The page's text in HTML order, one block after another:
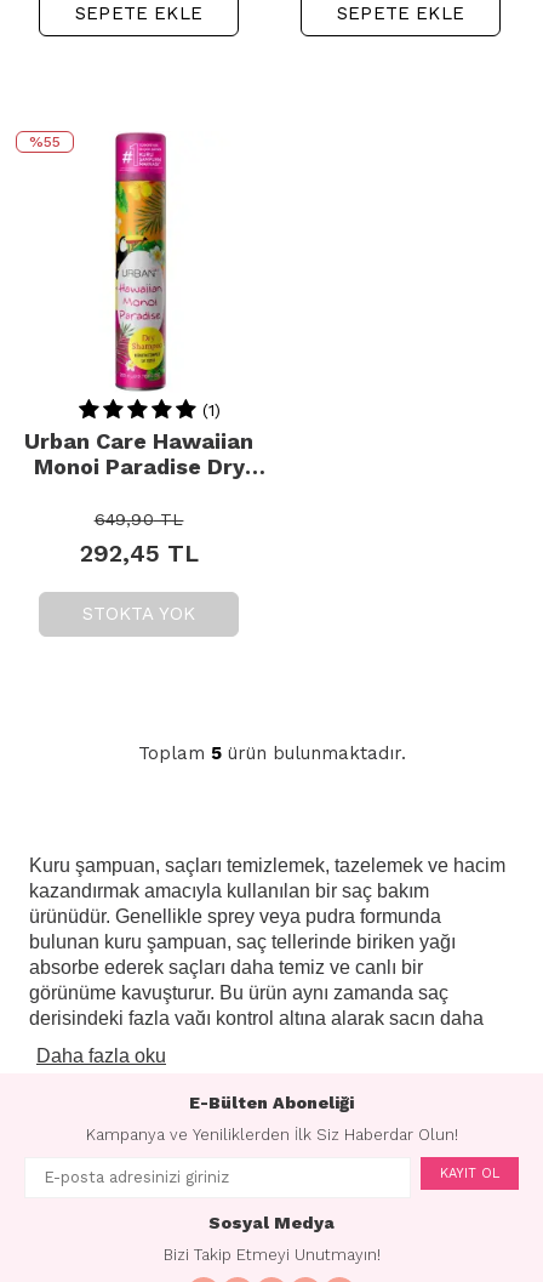
SEPETE EKLE SEPETE EKLE
%55
(1)
Urban Care Hawaiian
Monoi Paradise Dry
Şampuan 200ml
649,90TL
292,45 TL
STOKTA YOK
Toplam 5ürün bulunmaktadır.
Kuru şampuan, saçları temizlemek, tazelemek ve hacim
kazandırmak amacıyla kullanılan bir saç bakım
ürünüdür. Genellikle sprey veya pudra formunda
bulunan kuru şampuan, saç tellerinde biriken yağı
absorbe ederek saçları daha temiz ve canlı bir
görünüme kavuşturur. Bu ürün aynı zamanda saç
derisindeki fazla yağı kontrol altına alarak saçın daha
uzun süre temiz kalmasına yardımcı olur.
veya yıkama aralarında saçları temizlemek ve
tazelemektir. Bu özellikle yoğun yaşam tarzına sahip
olanlar, seyahat edenler veya su kullanımına kısıtlı olan
durumlarda pratik bir çözüm sunar. Kuru şampuanın
absorbe edici maddeler bulunur. Bu maddeler, saçtaki
fazla yağı emer ve saçların daha temiz ve hacimli
Daha fazla oku
E-Bülten Aboneliği
Kampanya ve Yeniliklerden İlk Siz Haberdar Olun!
KAYIT OL
Sosyal Medya
Bizi Takip Etmeyi Unutmayın!